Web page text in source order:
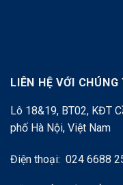
LIÊN HỆ VỚI CHÚNG
Lô 18&19, BT02, KĐT
phố Hà Nội, Việt Nam
Điện thoại: 024 6688